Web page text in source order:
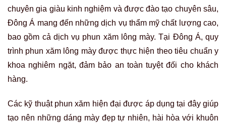
chuyên gia giàu kinh nghiệm và được đào tạo chuyên sâu,
Đông Á mang đến những dịch vụ thẩm mỹ chất lượng cao,
bao gồm cả dịch vụ phun xăm lông mày. Tại Đông Á, quy
trình phun xăm lông mày được thực hiện theo tiêu chuẩn y
khoa nghiêm ngặt, đảm bảo an toàn tuyệt đối cho khách
hàng.
Các kỹ thuật phun xăm hiện đại được áp dụng tại đây giúp
tạo nên những dáng mày đẹp tự nhiên, hài hòa với khuôn